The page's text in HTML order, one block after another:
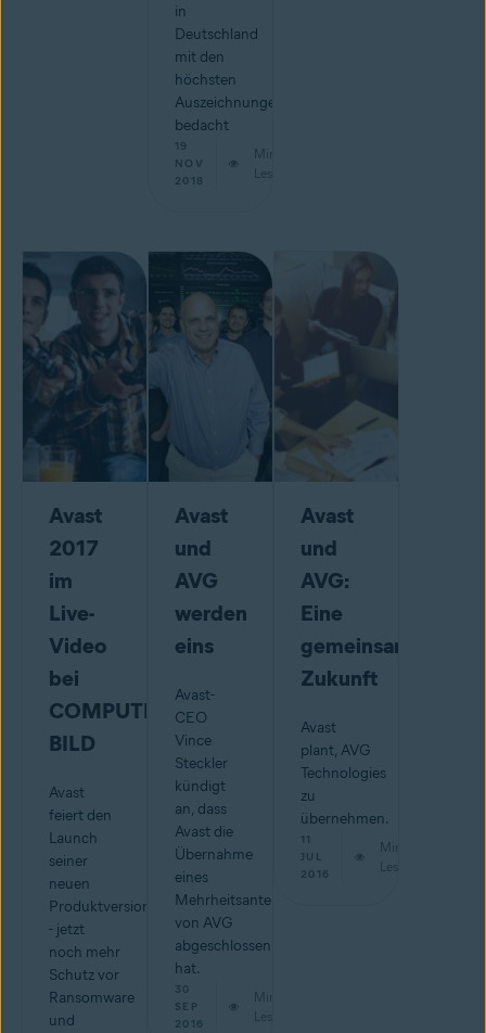
in
Deutschland
mit den
höchsten
Auszeichnungen
bedacht
19
NOV
2018
Min.
Lesestoff
Avast
2017
im
Live-
Video
bei
COMPUTER
BILD
Avast
feiert den
Launch
seiner
neuen
Produktversionen
- jetzt
noch mehr
Schutz vor
Ransomware
und
Avast
und
AVG
werden
eins
Avast-
CEO
Vince
Steckler
kündigt
an, dass
Avast die
Übernahme
eines
Mehrheitsanteils
von AVG
abgeschlossen
hat.
30
SEP
2016
Min.
Lesestoff
Avast
und
AVG:
Eine
gemeinsame
Zukunft
Avast
plant, AVG
Technologies
zu
übernehmen.
11
JUL
2016
Min.
Lesestoff